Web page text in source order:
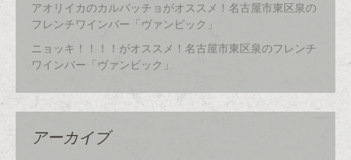
アオリイカのカルパッチョがオススメ！名古屋市東区泉の
フレンチワインバー「ヴァンビック」
ニョッキ！！！！がオススメ！名古屋市東区泉のフレンチ
ワインバー「ヴァンビック」
アーカイブ